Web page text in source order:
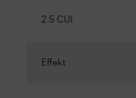
2.5 CUI
Effekt